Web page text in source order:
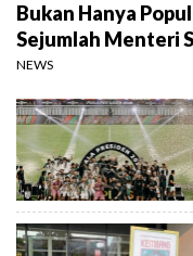
Bukan Hanya
Sejumlah Menteri
NEWS